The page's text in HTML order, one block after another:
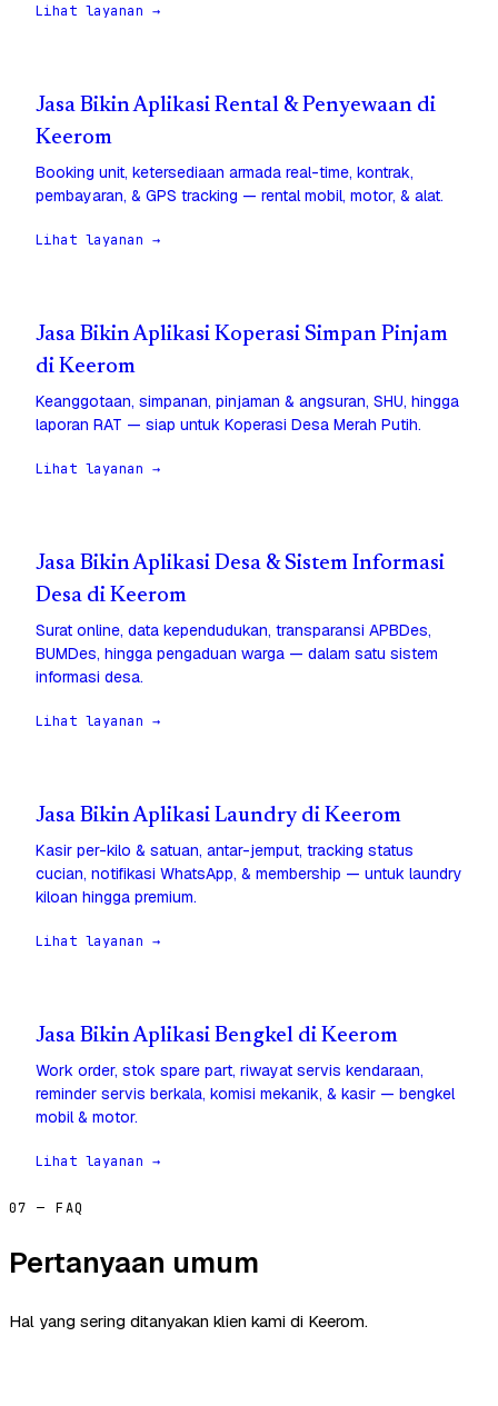
Lihat layanan →
Jasa Bikin Aplikasi Rental & Penyewaan di
Keerom
Booking unit, ketersediaan armada real-time, kontrak,
pembayaran, & GPS tracking — rental mobil, motor, & alat.
Lihat layanan →
Jasa Bikin Aplikasi Koperasi Simpan Pinjam
di Keerom
Keanggotaan, simpanan, pinjaman & angsuran, SHU, hingga
laporan RAT — siap untuk Koperasi Desa Merah Putih.
Lihat layanan →
Jasa Bikin Aplikasi Desa & Sistem Informasi
Desa di Keerom
Surat online, data kependudukan, transparansi APBDes,
BUMDes, hingga pengaduan warga — dalam satu sistem
informasi desa.
Lihat layanan →
Jasa Bikin Aplikasi Laundry di Keerom
Kasir per-kilo & satuan, antar-jemput, tracking status
cucian, notifikasi WhatsApp, & membership — untuk laundry
kiloan hingga premium.
Lihat layanan →
Jasa Bikin Aplikasi Bengkel di Keerom
Work order, stok spare part, riwayat servis kendaraan,
reminder servis berkala, komisi mekanik, & kasir — bengkel
mobil & motor.
Lihat layanan →
07 — FAQ
Pertanyaan umum
Hal yang sering ditanyakan klien kami di Keerom.